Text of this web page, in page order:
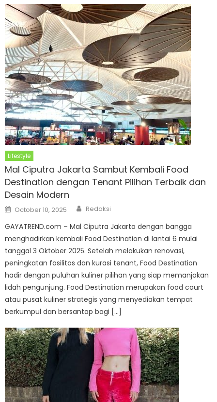
Lifestyle
Mal Ciputra Jakarta Sambut Kembali Food
Destination dengan Tenant Pilihan Terbaik dan
Desain Modern
Posted
on
October 10, 2025 Author
Redaksi
GAYATREND.com – Mal Ciputra Jakarta dengan bangga
menghadirkan kembali Food Destination di lantai 6 mulai
tanggal 3 Oktober 2025. Setelah melakukan renovasi,
peningkatan fasilitas dan kurasi tenant, Food Destination
hadir dengan puluhan kuliner pilihan yang siap memanjakan
lidah pengunjung. Food Destination merupakan food court
atau pusat kuliner strategis yang menyediakan tempat
berkumpul dan bersantap bagi […]